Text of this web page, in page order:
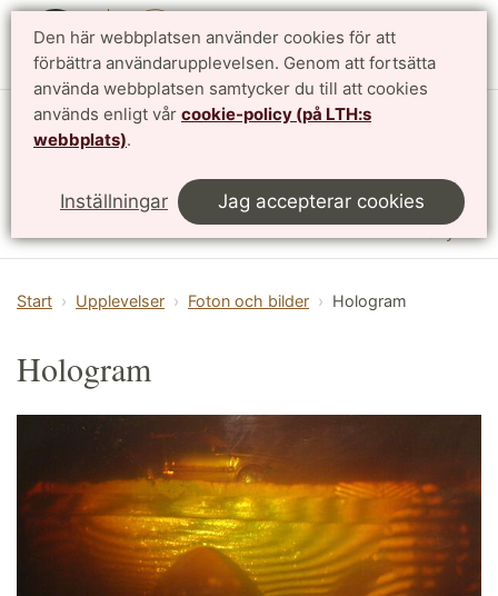
Den här webbplatsen använder cookies för att
förbättra användarupplevelsen. Genom att fortsätta
använda webbplatsen samtycker du till att cookies
används enligt vår cookie-policy (på LTH:s
webbplats).
Inställningar Jag accepterar cookies
Vattenhallen Science Center
Meny
Start Upplevelser Foton och bilder Hologram
Hologram